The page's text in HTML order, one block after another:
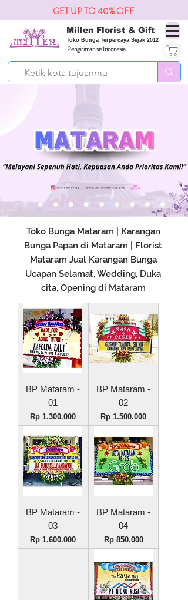
Millen Florist & Gift
Toko Bunga Terpercaya Sejak 2012
Pengiriman se Indonesia
GET UP TO 40% OFF
BP Mataram -
01
Harga
Rp 1.300.000
BP Mataram -
02
Harga
Rp 1.500.000
BP Mataram -
03
Harga
Rp 1.600.000
BP Mataram -
04
Harga
Rp 850.000
Toko Bunga Mataram | Karangan
Bunga Papan di Mataram | Florist
Mataram Jual Karangan Bunga
Ucapan Selamat, Wedding, Duka
cita, Opening di Mataram